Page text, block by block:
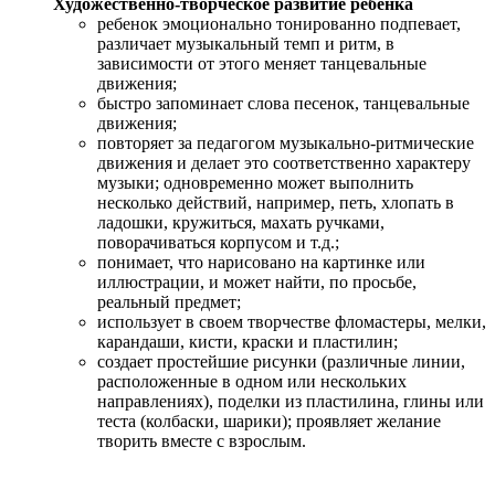
ребенок эмоционально тонированно подпевает,
различает музыкальный темп и ритм, в
зависимости от этого меняет танцевальные
движения;
быстро запоминает слова песенок, танцевальные
движения;
повторяет за педагогом музыкально-ритмические
движения и делает это соответственно характеру
музыки; одновременно может выполнить
несколько действий, например, петь, хлопать в
ладошки, кружиться, махать ручками,
поворачиваться корпусом и т.д.;
понимает, что нарисовано на картинке или
иллюстрации, и может найти, по просьбе,
реальный предмет;
использует в своем творчестве фломастеры, мелки,
карандаши, кисти, краски и пластилин;
создает простейшие рисунки (различные линии,
расположенные в одном или нескольких
направлениях), поделки из пластилина, глины или
теста (колбаски, шарики); проявляет желание
творить вместе с взрослым.